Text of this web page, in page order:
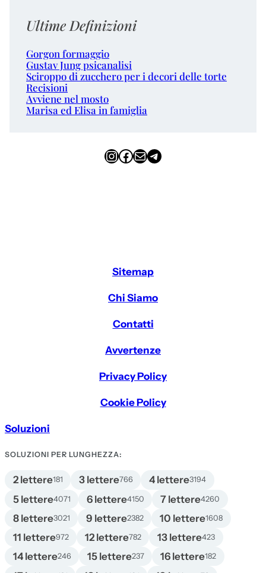
Ultime Definizioni
Gorgon formaggio
Gustav Jung psicanalisi
Sciroppo di zucchero per i decori delle torte
Recisioni
Avviene nel mosto
Marisa ed Elisa in famiglia
InstagramFacebook Email Telegram
Sitemap
Chi Siamo
Contatti
Avvertenze
Privacy Policy
Cookie Policy
Soluzioni
SOLUZIONI PER LUNGHEZZA:
2 lettere181 3 lettere766 4 lettere3194
5 lettere4071 6 lettere4150 7 lettere4260
8 lettere3021 9 lettere2382 10 lettere1608
11 lettere972 12 lettere782 13 lettere423
14 lettere246 15 lettere237 16 lettere182